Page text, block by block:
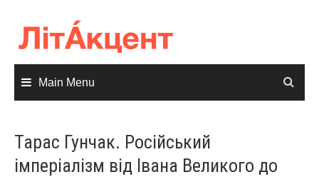
content
Main Menu
Тарас Гунчак. Російський
імперіалізм від Івана Великого до